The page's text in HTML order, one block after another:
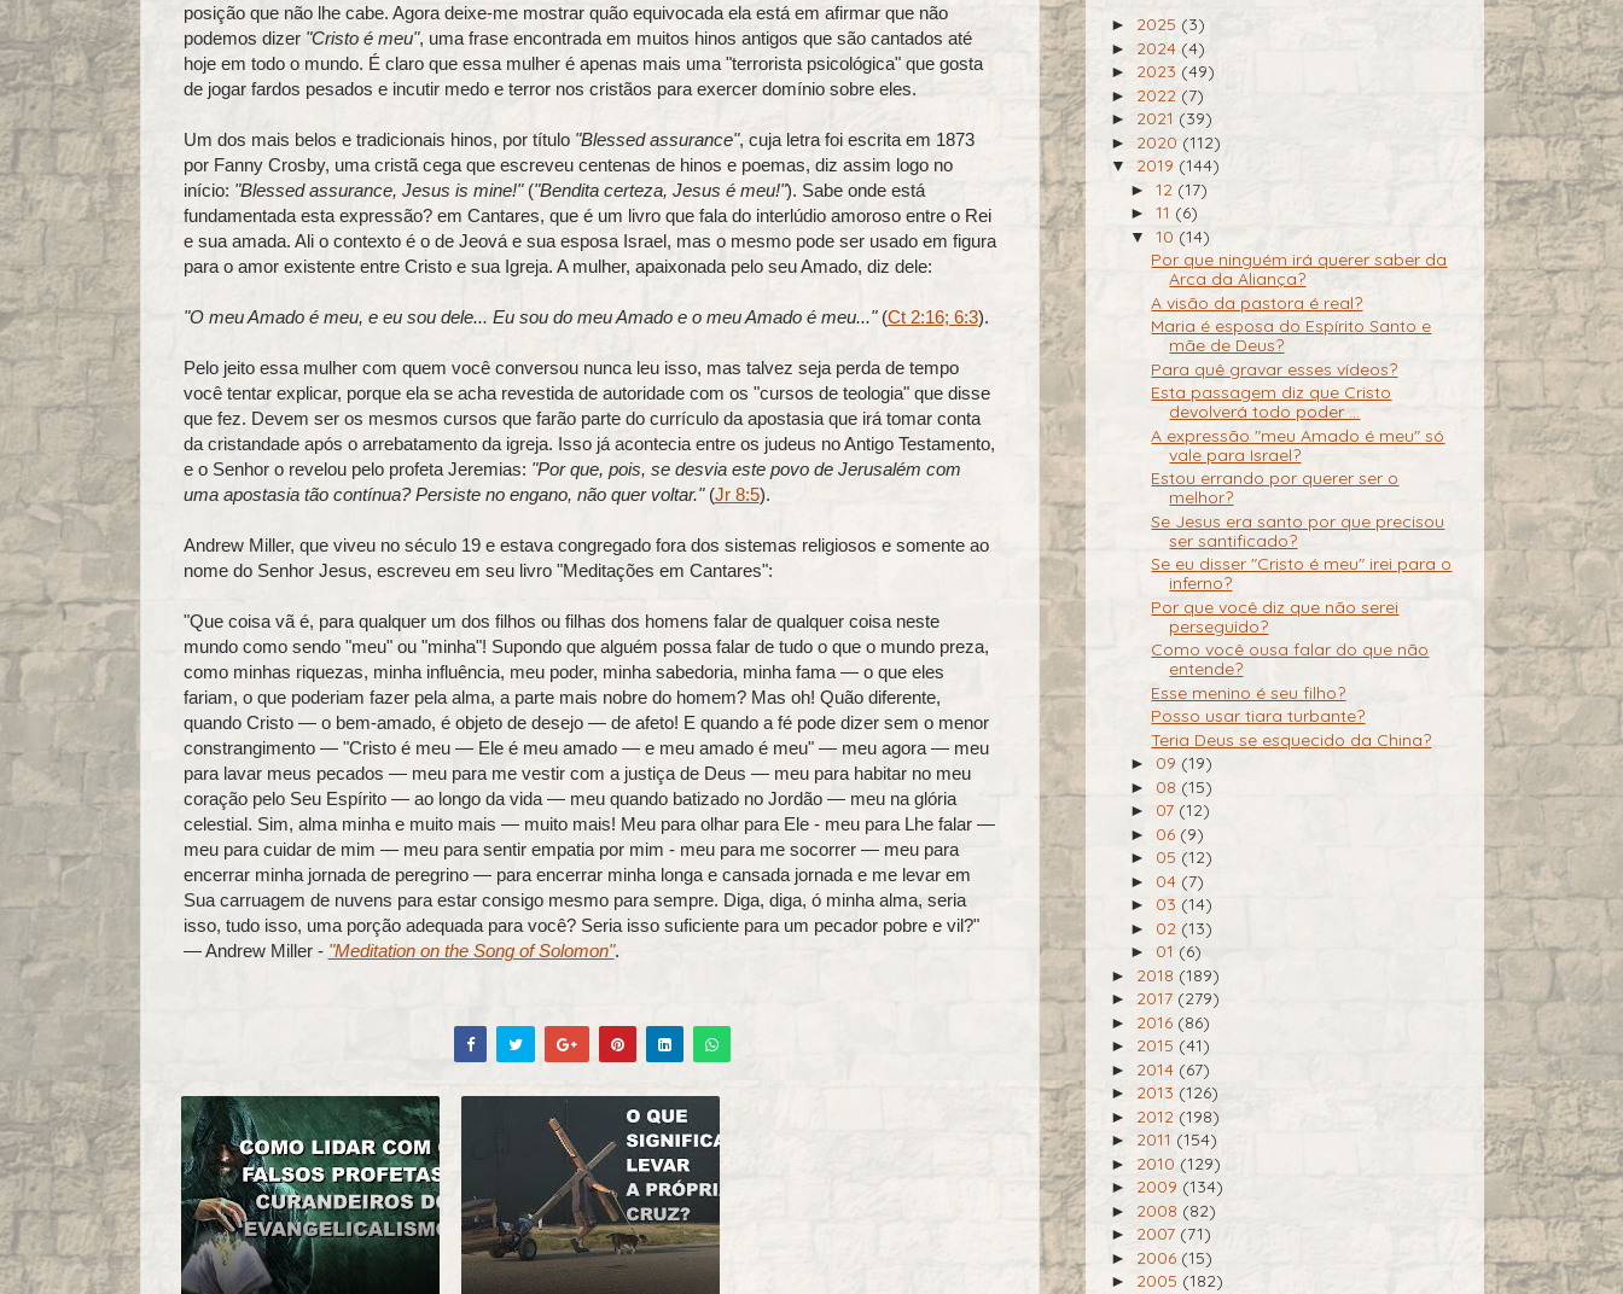
posição que não lhe cabe. Agora deixe-me mostrar quão equivocada ela está em afirmar que não
podemos dizer "Cristo é meu", uma frase encontrada em muitos hinos antigos que são cantados até
hoje em todo o mundo. É claro que essa mulher é apenas mais uma "terrorista psicológica" que gosta
de jogar fardos pesados e incutir medo e terror nos cristãos para exercer domínio sobre eles.
Um dos mais belos e tradicionais hinos, por título "Blessed assurance", cuja letra foi escrita em 1873
por Fanny Crosby, uma cristã cega que escreveu centenas de hinos e poemas, diz assim logo no
início: "Blessed assurance, Jesus is mine!"("Bendita certeza, Jesus é meu!"). Sabe onde está
fundamentada esta expressão? em Cantares, que é um livro que fala do interlúdio amoroso entre o Rei
e sua amada. Ali o contexto é o de Jeová e sua esposa Israel, mas o mesmo pode ser usado em figura
para o amor existente entre Cristo e sua Igreja. A mulher, apaixonada pelo seu Amado, diz dele:
"O meu Amado é meu, e eu sou dele... Eu sou do meu Amado e o meu Amado é meu..."(Ct 2:16; 6:3).
Pelo jeito essa mulher com quem você conversou nunca leu isso, mas talvez seja perda de tempo
você tentar explicar, porque ela se acha revestida de autoridade com os "cursos de teologia" que disse
que fez. Devem ser os mesmos cursos que farão parte do currículo da apostasia que irá tomar conta
da cristandade após o arrebatamento da igreja. Isso já acontecia entre os judeus no Antigo Testamento,
e o Senhor o revelou pelo profeta Jeremias: "Por que, pois, se desvia este povo de Jerusalém com
uma apostasia tão contínua? Persiste no engano, não quer voltar."(Jr 8:5).
Andrew Miller, que viveu no século 19 e estava congregado fora dos sistemas religiosos e somente ao
nome do Senhor Jesus, escreveu em seu livro "Meditações em Cantares":
"Que coisa vã é, para qualquer um dos filhos ou filhas dos homens falar de qualquer coisa neste
mundo como sendo "meu" ou "minha"! Supondo que alguém possa falar de tudo o que o mundo preza,
como minhas riquezas, minha influência, meu poder, minha sabedoria, minha fama — o que eles
fariam, o que poderiam fazer pela alma, a parte mais nobre do homem? Mas oh! Quão diferente,
quando Cristo — o bem-amado, é objeto de desejo — de afeto! E quando a fé pode dizer sem o menor
constrangimento — "Cristo é meu — Ele é meu amado — e meu amado é meu" — meu agora — meu
para lavar meus pecados — meu para me vestir com a justiça de Deus — meu para habitar no meu
coração pelo Seu Espírito — ao longo da vida — meu quando batizado no Jordão — meu na glória
celestial. Sim, alma minha e muito mais — muito mais! Meu para olhar para Ele - meu para Lhe falar —
meu para cuidar de mim — meu para sentir empatia por mim - meu para me socorrer — meu para
encerrar minha jornada de peregrino — para encerrar minha longa e cansada jornada e me levar em
Sua carruagem de nuvens para estar consigo mesmo para sempre. Diga, diga, ó minha alma, seria
isso, tudo isso, uma porção adequada para você? Seria isso suficiente para um pecador pobre e vil?"
— Andrew Miller - "Meditation on the Song of Solomon".
► 2025 (3)
► 2024 (4)
► 2023 (49)
► 2022 (7)
► 2021 (39)
► 2020 (112)
▼ 2019 (144)
►12 (17)
►11 (6)
▼10 (14)
Por que ninguém irá querer saber da
Arca da Aliança?
A visão da pastora é real?
Maria é esposa do Espírito Santo e
mãe de Deus?
Para quê gravar esses vídeos?
Esta passagem diz que Cristo
devolverá todo poder ...
A expressão "meu Amado é meu" só
vale para Israel?
Estou errando por querer ser o
melhor?
Se Jesus era santo por que precisou
ser santificado?
Se eu disser "Cristo é meu" irei para o
inferno?
Por que você diz que não serei
perseguido?
Como você ousa falar do que não
entende?
Esse menino é seu filho?
Posso usar tiara turbante?
Teria Deus se esquecido da China?
► 09 (19)
► 08 (15)
► 07 (12)
► 06 (9)
► 05 (12)
► 04 (7)
► 03 (14)
► 02 (13)
► 01 (6)
► 2018 (189)
► 2017 (279)
► 2016 (86)
► 2015 (41)
► 2014 (67)
► 2013 (126)
► 2012 (198)
► 2011 (154)
► 2010 (129)
► 2009 (134)
► 2008 (82)
► 2007 (71)
► 2006 (15)
► 2005 (182)